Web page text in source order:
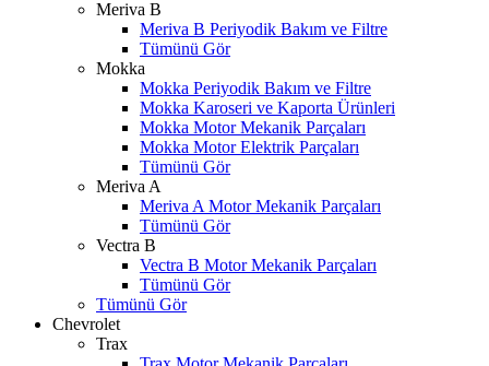
Meriva B
Meriva B Periyodik Bakım ve Filtre
Tümünü Gör
Mokka
Mokka Periyodik Bakım ve Filtre
Mokka Karoseri ve Kaporta Ürünleri
Mokka Motor Mekanik Parçaları
Mokka Motor Elektrik Parçaları
Tümünü Gör
Meriva A
Meriva A Motor Mekanik Parçaları
Tümünü Gör
Vectra B
Vectra B Motor Mekanik Parçaları
Tümünü Gör
Tümünü Gör
Chevrolet
Trax